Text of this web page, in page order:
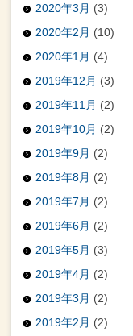
2020年3月 (3)
2020年2月 (10)
2020年1月 (4)
2019年12月 (3)
2019年11月 (2)
2019年10月 (2)
2019年9月 (2)
2019年8月 (2)
2019年7月 (2)
2019年6月 (2)
2019年5月 (3)
2019年4月 (2)
2019年3月 (2)
2019年2月 (2)